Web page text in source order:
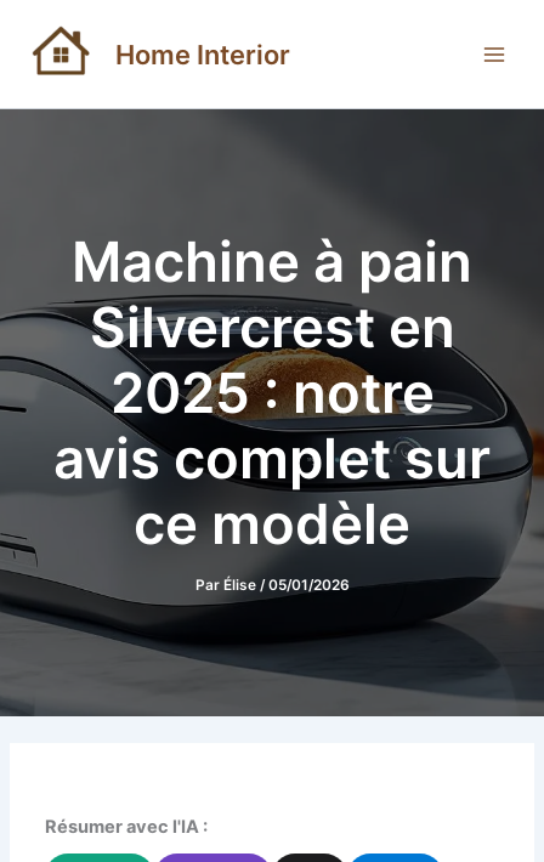
contenu
Home Interior
Machine à pain
Silvercrest en
2025 : notre
avis complet sur
ce modèle
Par Élise /05/01/2026
Résumer avec l'IA :